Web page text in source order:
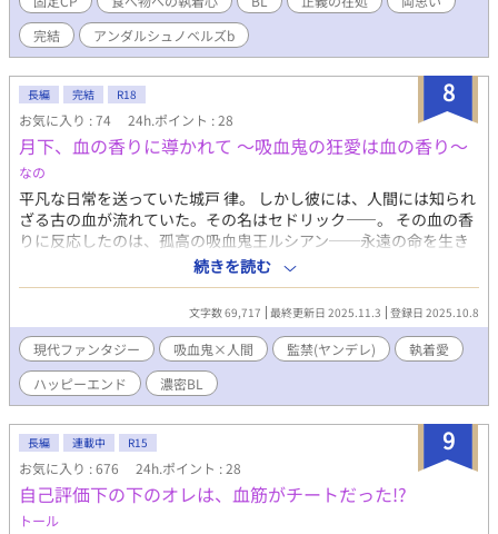
完結
アンダルシュノベルズb
8
長編 完結 R18
お気に入り : 74 24h.ポイント : 28
月下、血の香りに導かれて ～吸血鬼の狂愛は血の香り～
なの
平凡な日常を送っていた城戸 律。 しかし彼には、人間には知られ
ざる古の血が流れていた。その名はセドリック――。 その血の香
りに反応したのは、孤高の吸血鬼王ルシアン──永遠の命を生き
る彼にとって、セドリックは、たった一人の「番」であり、唯一
無二の存在だった。 しかし彼は自分の運命を拒む。 「俺は、お前
のものじゃない――！」 恐怖と抗拒、そして身体と心を深く侵さ
れていく感覚。 だが、拒むほどに増すルシアンの溺愛は、狂気的
で執着に満ちていた。 運命に抗う人間と、愛ゆえに狂う吸血鬼
――。 永遠に続く夜の館で繰り広げられる、極限の監禁愛。 血と
心を捧げさせられたその瞬間、彼は初めて知ってしまう──それ
が絶望なのか、それとも至上の幸福なのかもわからぬまま、抗え
ぬほどに深く愛されるという感覚を。 吸血鬼×｜血筋末裔《ちす
じまつえい》で濃密BL
続きを読む
文字数 69,717 最終更新日 2025.11.3 登録日 2025.10.8
現代ファンタジー 吸血鬼×人間 監禁(ヤンデレ)
執着愛
ハッピーエンド
濃密BL
9
長編 連載中 R15
お気に入り : 676 24h.ポイント : 28
自己評価下の下のオレは、血筋がチートだった!?
トール